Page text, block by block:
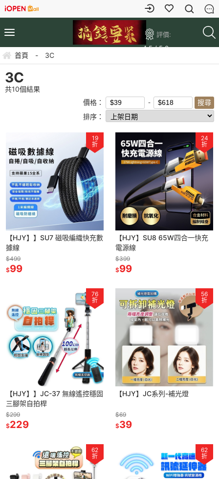
評價:
4.5 / 5.0
首頁 - 3C
3C
共10個結果
價格：
排序：
19
折
【HJY】】SU7 磁吸編織快充數
據線
$499
$99
24
折
【HJY】SU8 65W四合一快充
電源線
$399
$99
76
折
【HJY】】JC-37 無線遙控穩固
三腳架自拍桿
$299
$229
56
折
【HJY】JC系列-補光燈
$69
$39
62
折
62
折